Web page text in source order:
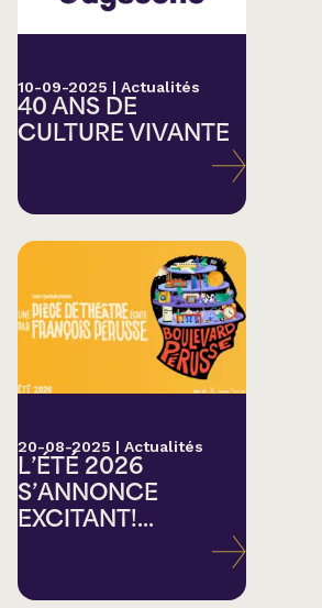
10-09-2025 | Actualités
40 ANS DE
CULTURE VIVANTE
20-08-2025 | Actualités
L’ÉTÉ 2026
S’ANNONCE
EXCITANT!...